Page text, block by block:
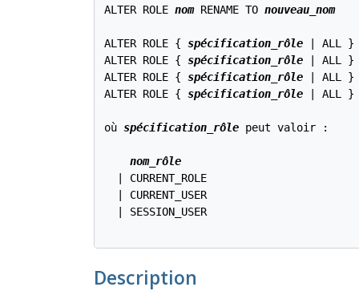
ALTER ROLE nom RENAME TO nouveau_nom
ALTER ROLE { spécification_rôle | ALL }
ALTER ROLE { spécification_rôle | ALL }
ALTER ROLE { spécification_rôle | ALL }
ALTER ROLE { spécification_rôle | ALL }
où spécification_rôle peut valoir :
nom_rôle
  | CURRENT_ROLE
  | CURRENT_USER
  | SESSION_USER
Description